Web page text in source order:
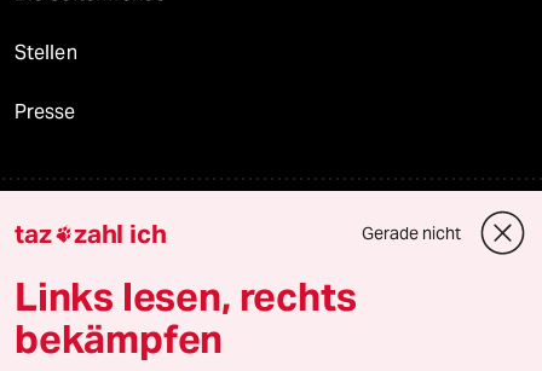
Stellen
Presse
Unterstützen
abo
genossenschaft
taz zahl ich Gerade nicht
Links lesen, rechts
bekämpfen